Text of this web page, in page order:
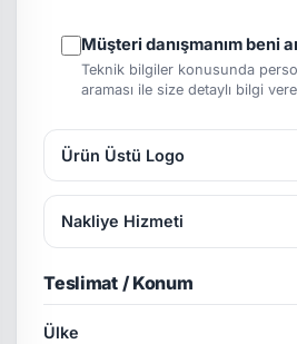
Müşteri danışmanım beni
Teknik bilgiler konusunda
araması ile size detaylı bilgi
Ürün Üstü Logo
Nakliye Hizmeti
Teslimat / Konum
Ülke